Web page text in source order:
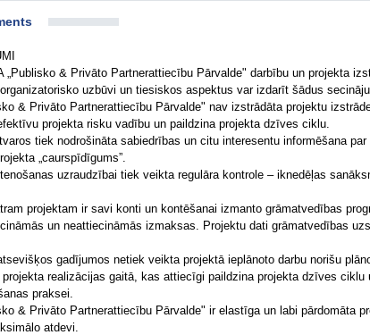
„Publisko & Privāto Partnerattiecību Pārvalde" darbību un projekta
uzbūvi un tiesiskos aspektus var izdarīt šādus
& Privāto Partnerattiecību Pārvalde" nav izstrādāta projektu
projekta risku vadību un paildzina projekta dzīves ciklu.
tiek nodrošināta sabiedrības un citu interesentu informēšana
„caurspīdīgums”.
uzraudzībai tiek veikta regulāra kontrole – iknedēļas
projektam ir savi konti un kontēšanai izmanto grāmatvedības
un neattiecināmās izmaksas. Projektu dati grāmatvedības
gadījumos netiek veikta projektā ieplānoto darbu norišu
realizācijas gaitā, kas attiecīgi paildzina projekta dzīves ciklu
praksei.
& Privāto Partnerattiecību Pārvalde" ir elastīga un labi pārdomāta
atdevi.